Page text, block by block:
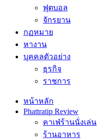
ฟุตบอล
จักรยาน
กฏหมาย
หางาน
บุคคลตัวอย่าง
ธุรกิจ
ราชการ
หน้าหลัก
Phattratip Review
คาเฟ่ร้านนั่งเล่น
ร้านอาหาร